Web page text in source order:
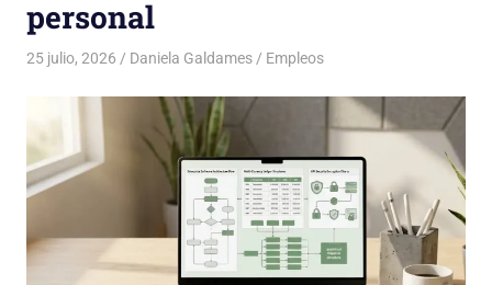
personal
25 julio, 2026 Daniela Galdames Empleos